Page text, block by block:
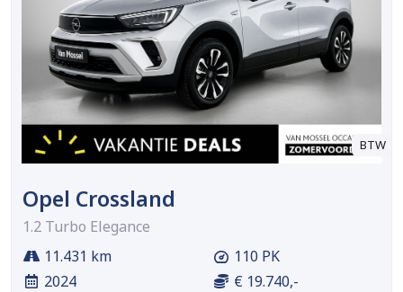
BTW
Opel Crossland
1.2 Turbo Elegance
11.431 km
2024
110 PK
€ 19.740,-